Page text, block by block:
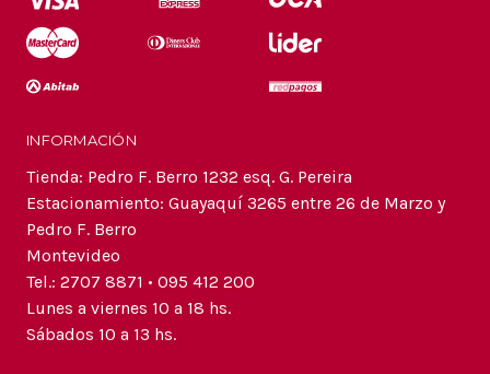
INFORMACIÓN
Tienda: Pedro F. Berro 1232 esq. G. Pereira
Estacionamiento: Guayaquí 3265 entre 26 de Marzo y
Pedro F. Berro
Montevideo
Tel.: 2707 8871 • 095 412 200
Lunes a viernes 10 a 18 hs.
Sábados 10 a 13 hs.